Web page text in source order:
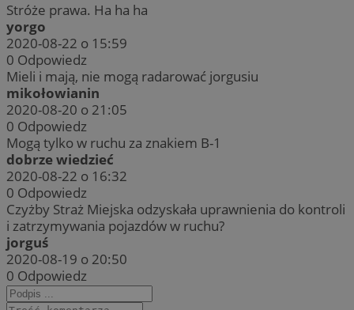
Stróże prawa. Ha ha ha
yorgo
2020-08-22 o 15:59
0 Odpowiedz
Mieli i mają, nie mogą radarować jorgusiu
mikołowianin
2020-08-20 o 21:05
0 Odpowiedz
Mogą tylko w ruchu za znakiem B-1
dobrze wiedzieć
2020-08-22 o 16:32
0 Odpowiedz
Czyżby Straż Miejska odzyskała uprawnienia do kontroli
i zatrzymywania pojazdów w ruchu?
jorguś
2020-08-19 o 20:50
0 Odpowiedz